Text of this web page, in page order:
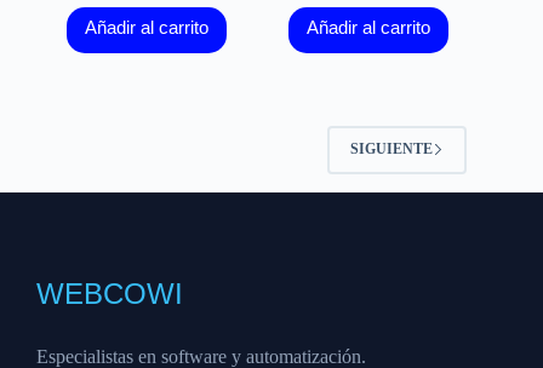
Añadir al carrito Añadir al carrito
SIGUIENTE
WEBCOWI
Especialistas en software y automatización.